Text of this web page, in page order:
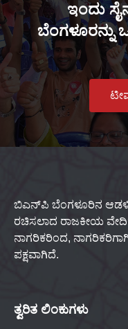
ಇಂದು
ಬೆಂಗಳೂರನ್ನು
ಬಿಎನ್‌ಪಿ ಬೆಂಗಳೂರಿನ
ರಚಿಸಲಾದ ರಾಜಕೀಯ
ನಾಗರಿಕರಿಂದ,
ಪಕ್ಷವಾಗಿದೆ.
ತ್ವರಿತ ಲಿಂಕುಗಳು